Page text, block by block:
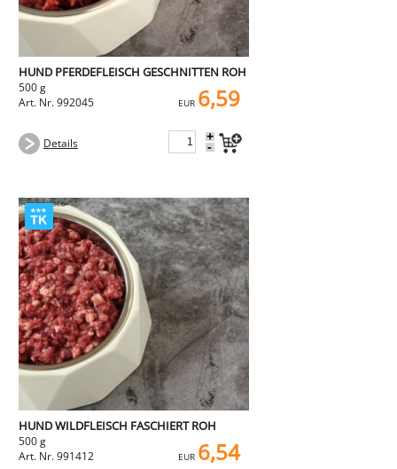
HUND PFERDEFLEISCH GESCHNITTEN ROH
500 g
Art. Nr. 992045
EUR 6,59
Details +
-
HUND WILDFLEISCH FASCHIERT ROH
500 g
Art. Nr. 991412
EUR 6,54